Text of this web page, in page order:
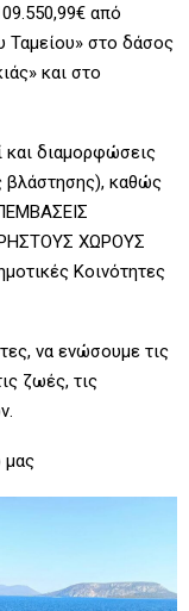
από
Ταμείου» στο δάσος
και στο
και διαμορφώσεις
βλάστησης), καθώς
ΧΩΡΟΥΣ
Κοινότητες
να ενώσουμε τις
ζωές, τις
μας